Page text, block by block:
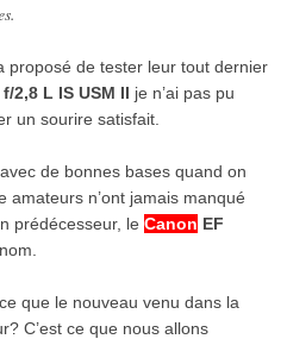
proposé de tester leur tout dernier
2,8 L IS USM II je n’ai pas pu
un sourire satisfait.
de bonnes bases quand on
amateurs n’ont jamais manqué
prédécesseur, le Canon EF
que le nouveau venu dans la
C’est ce que nous allons